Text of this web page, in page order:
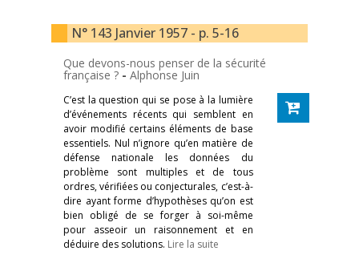
N° 143 Janvier 1957 - p. 5-16
Que devons-nous penser de la sécurité
française ? - Alphonse Juin
C’est la question qui se pose à la lumière
d’événements récents qui semblent en
avoir modifié certains éléments de base
essentiels. Nul n’ignore qu’en matière de
défense nationale les données du
problème sont multiples et de tous
ordres, vérifiées ou conjecturales, c’est-à-
dire ayant forme d’hypothèses qu’on est
bien obligé de se forger à soi-même
pour asseoir un raisonnement et en
déduire des solutions. Lire la suite